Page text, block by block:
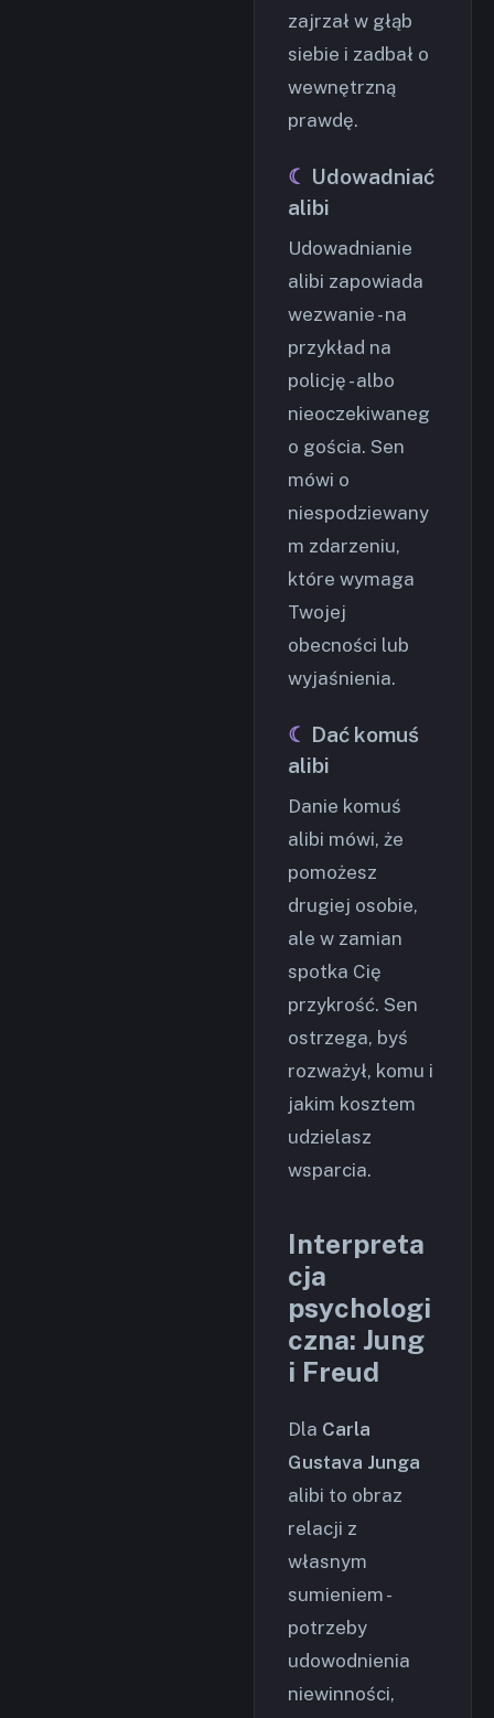
zajrzał w głąb
siebie i zadbał o
wewnętrzną
prawdę.
Udowadniać
alibi
Udowadnianie
alibi zapowiada
wezwanie - na
przykład na
policję - albo
nieoczekiwaneg
o gościa. Sen
mówi o
niespodziewany
m zdarzeniu,
które wymaga
Twojej
obecności lub
wyjaśnienia.
Dać komuś
alibi
Danie komuś
alibi mówi, że
pomożesz
drugiej osobie,
ale w zamian
spotka Cię
przykrość. Sen
ostrzega, byś
rozważył, komu i
jakim kosztem
udzielasz
wsparcia.
Interpreta
cja
psychologi
czna: Jung
i Freud
Dla Carla
Gustava Junga
alibi to obraz
relacji z
własnym
sumieniem -
potrzeby
udowodnienia
niewinności,